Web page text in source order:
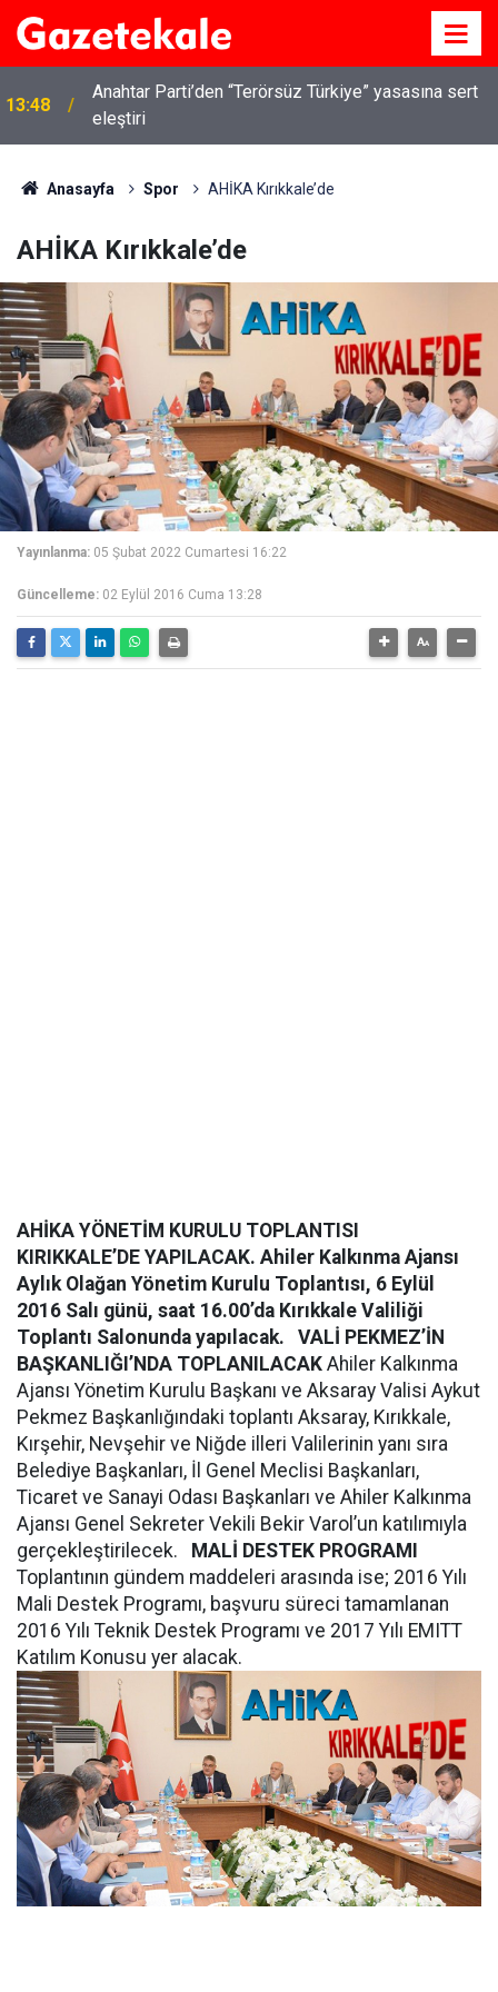
13:48
Anahtar Parti’den “Terörsüz Türkiye” yasasına sert
eleştiri
13:07
Kırıkkale’de hayvan hastalıklarına karşı denetimler
artırıldı
Anasayfa Spor AHİKA Kırıkkale’de
AHİKA Kırıkkale’de
Yayınlanma: 05 Şubat 2022 Cumartesi 16:22
Güncelleme: 02 Eylül 2016 Cuma 13:28
AHİKA YÖNETİM KURULU TOPLANTISI
KIRIKKALE’DE YAPILACAK. Ahiler Kalkınma Ajansı
Aylık Olağan Yönetim Kurulu Toplantısı, 6 Eylül
2016 Salı günü, saat 16.00’da Kırıkkale Valiliği
Toplantı Salonunda yapılacak.
VALİ PEKMEZ’İN
BAŞKANLIĞI’NDA TOPLANILACAK Ahiler Kalkınma
Ajansı Yönetim Kurulu Başkanı ve Aksaray Valisi Aykut
Pekmez Başkanlığındaki toplantı Aksaray, Kırıkkale,
Kırşehir, Nevşehir ve Niğde illeri Valilerinin yanı sıra
Belediye Başkanları, İl Genel Meclisi Başkanları,
Ticaret ve Sanayi Odası Başkanları ve Ahiler Kalkınma
Ajansı Genel Sekreter Vekili Bekir Varol’un katılımıyla
gerçekleştirilecek.
MALİ DESTEK PROGRAMI
Toplantının gündem maddeleri arasında ise; 2016 Yılı
Mali Destek Programı, başvuru süreci tamamlanan
2016 Yılı Teknik Destek Programı ve 2017 Yılı EMITT
Katılım Konusu yer alacak.